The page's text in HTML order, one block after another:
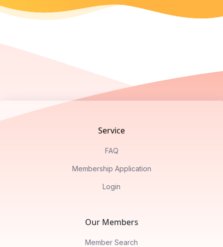
Service
FAQ
Membership Application
Login
Our Members
Member Search